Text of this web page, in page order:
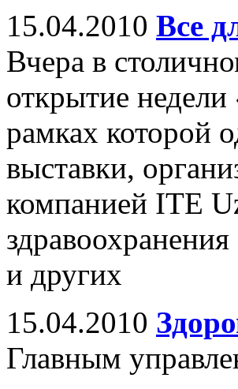
15.04.2010 Все
Вчера в
открытие
рамках которой
выставки,
компанией ITE
и других
15.04.2010
Главным